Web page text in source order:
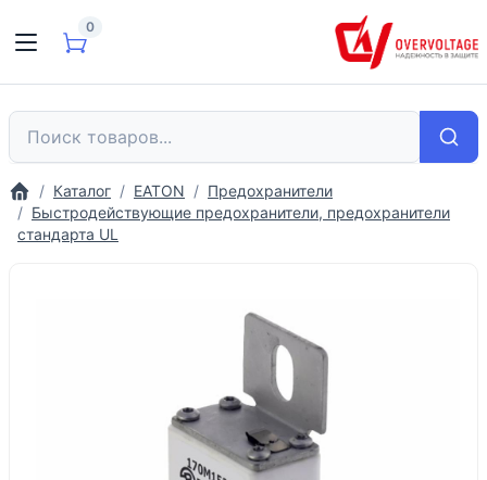
0
Каталог EATON
Предохранители
Быстродействующие предохранители, предохранители
стандарта UL